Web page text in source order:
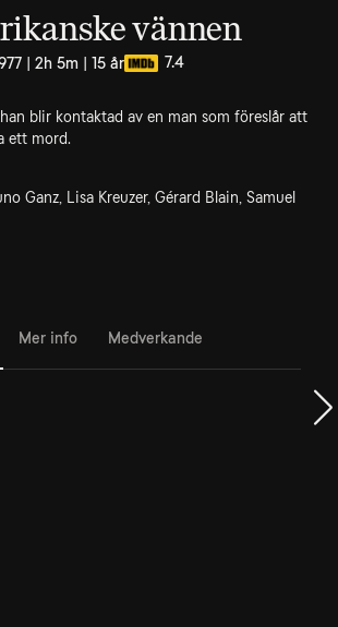
vännen
| 2h 5m | 15 år 7.4
blir kontaktad av en man som föreslår att
ett mord.
Ganz, Lisa Kreuzer, Gérard Blain, Samuel
Mer info Medverkande